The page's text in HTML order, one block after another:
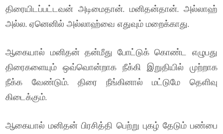
திரையிடப்பட்டவன் அடிமைதான். மனிதன்தான். அல்லாஹ்
அல்ல. ஏனெனில் அல்லாஹ்வை எதுவும் மறைக்காது.
ஆகையால் மனிதன் தன்மீது போட்டுக் கொண்ட எழுபது
திரைகளையும் ஒவ்வொன்றாக நீக்கி இறுதியில் முற்றாக
நீக்க வேண்டும். திரை நீங்கினால் மட்டுமே தெளிவு
கிடைக்கும்.
ஆகையால் மனிதன் பிரசித்தி பெற்று புகழ் தேடும் பண்பை